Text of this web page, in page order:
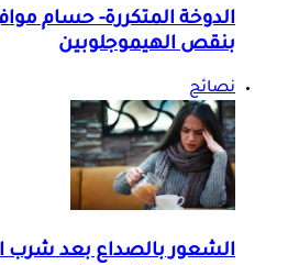
الدوخة المتكررة- حسام
بنقص الهيموجلوبين
نصائح
الشعور بالصداع بعد شرب